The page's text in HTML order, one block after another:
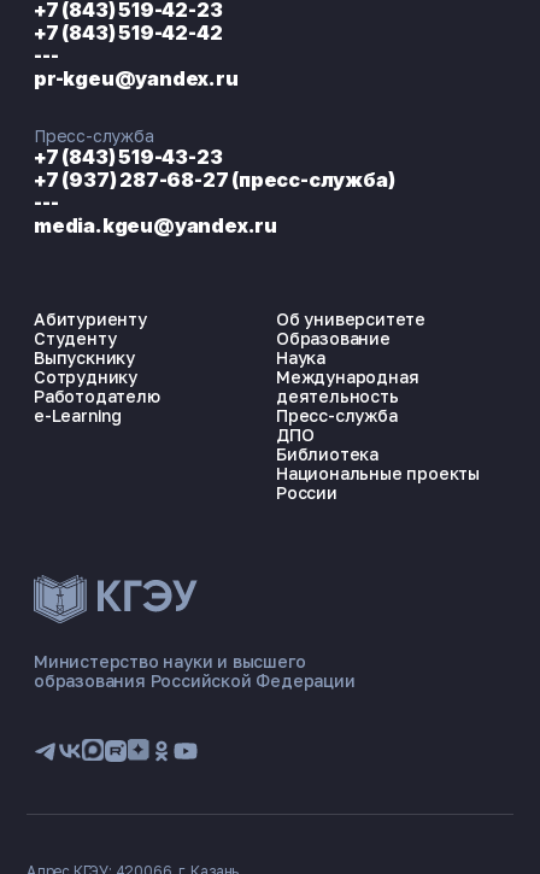
ЭНЕРГОКОД — ПОМОЩНИК КГЭУ
📋 Приёмная комиссия
🏠 Общежитие
Министерство науки и высшего
образования Российской Федерации
Абитуриенту
Студенту
Выпускнику
Сотруднику
Работодателю
e-Learning
Об университете
Образование
Наука
Международная
деятельность
Пресс-служба
ДПО
Библиотека
Национальные проекты
России
+7 (843) 519-42-23
+7 (843) 519-42-42
---
pr-kgeu@yandex.ru
Пресс-служба
+7 (843) 519-43-23
+7 (937) 287-68-27 (пресс-служба)
---
media.kgeu@yandex.ru